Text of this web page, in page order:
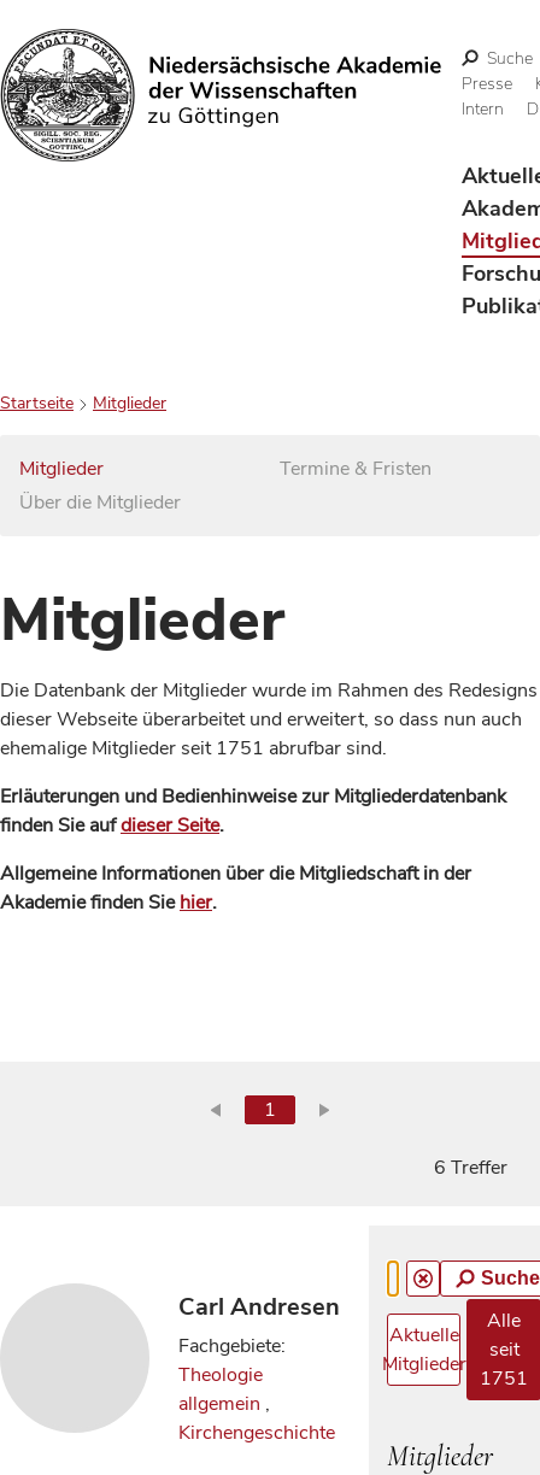
Suchen
Suche
Presse
Intern
Startseite Mitglieder
Mitglieder
Über die Mitglieder
Termine & Fristen
Mitglieder
Die Datenbank der Mitglieder wurde im Rahmen des Redesigns
dieser Webseite überarbeitet und erweitert, so dass nun auch
ehemalige Mitglieder seit 1751 abrufbar sind.
Erläuterungen und Bedienhinweise zur Mitgliederdatenbank
finden Sie aufdieser Seite.
Allgemeine Informationen über die Mitgliedschaft in der
Akademie finden Siehier.
1
6 Treffer
Carl Andresen
Fachgebiete:
Theologie
allgemein ,
Kirchengeschichte
Aktuelle
Mitglieder
Alle
seit
1751
Mitglieder